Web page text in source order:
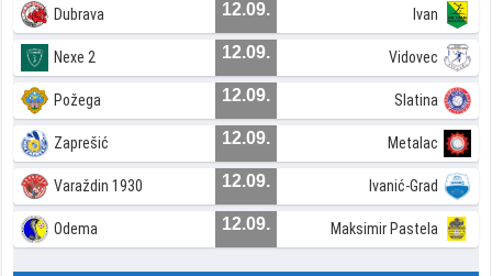
Dubrava 12.09. Ivan
Nexe 2 12.09. Vidovec
Požega 12.09. Slatina
Zaprešić 12.09. Metalac
Varaždin 1930 12.09. Ivanić-Grad
Odema 12.09. Maksimir Pastela